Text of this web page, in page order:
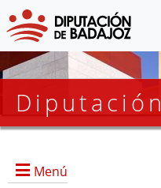
Diputación
Menú